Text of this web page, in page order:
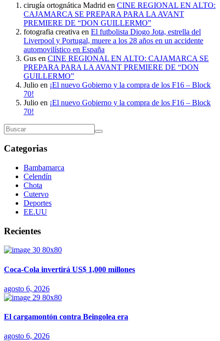
cirugía ortognática Madrid en CINE REGIONAL EN ALTO:
CAJAMARCA SE PREPARA PARA LA AVANT
PREMIERE DE “DON GUILLERMO”
fotografia creativa en El futbolista Diogo Jota, estrella del
Liverpool y Portugal, muere a los 28 años en un accidente
automovilístico en España
Gus en CINE REGIONAL EN ALTO: CAJAMARCA SE
PREPARA PARA LA AVANT PREMIERE DE “DON
GUILLERMO”
Julio en ¡El nuevo Gobierno y la compra de los F16 – Block
70!
Julio en ¡El nuevo Gobierno y la compra de los F16 – Block
70!
Categorias
Bambamarca
Celendín
Chota
Cutervo
Deportes
EE.UU
Recientes
Coca-Cola invertirá US$ 1,000 millones
agosto 6, 2026
El cargamontón contra Beingolea era
agosto 6, 2026